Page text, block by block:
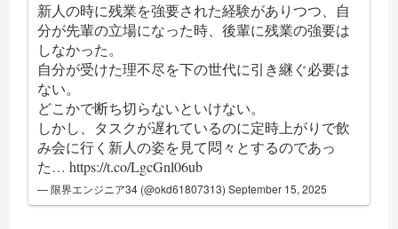
新人の時に残業を強要された経験がありつつ、自
分が先輩の立場になった時、後輩に残業の強要は
しなかった。
自分が受けた理不尽を下の世代に引き継ぐ必要は
ない。
どこかで断ち切らないといけない。
しかし、タスクが遅れているのに定時上がりで飲
み会に行く新人の姿を見て悶々とするのであっ
た…https://t.co/LgcGnl06ub
— 限界エンジニア34 (@okd61807313)September 15, 2025